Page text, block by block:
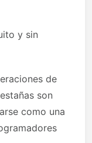
y sin
de
son
como una